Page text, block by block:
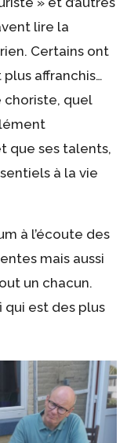
lire la
rien. Certains ont
affranchis…
choriste, quel
que ses talents,
à la vie
à l’écoute des
mais aussi
un chacun.
qui est des plus